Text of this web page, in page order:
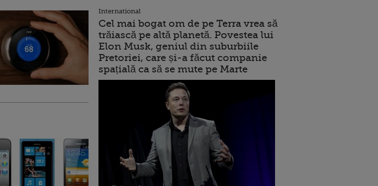
International
Cel mai bogat om de pe Terra vrea să
trăiască pe altă planetă. Povestea lui
Elon Musk, geniul din suburbiile
Pretoriei, care și-a făcut companie
spațială ca să se mute pe Marte